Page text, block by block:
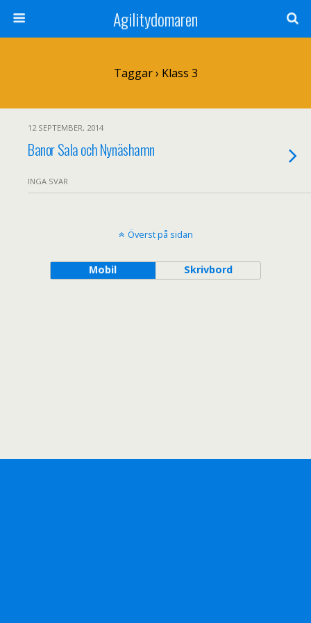
Agilitydomaren
Taggar › Klass 3
12 SEPTEMBER, 2014
Banor Sala och Nynäshamn
INGA SVAR
Överst på sidan
Mobil Skrivbord